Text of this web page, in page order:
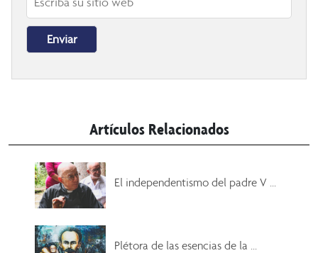
Artículos Relacionados
El independentismo del padre V ...
Plétora de las esencias de la ...